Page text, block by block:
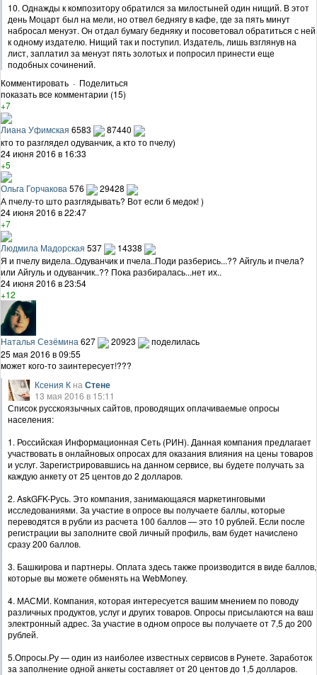
10. Однажды к композитору обратился за милостыней один нищий. В этот
день Моцарт был на мели, но отвел беднягу в кафе, где за пять минут
набросал менуэт. Он отдал бумагу бедняку и посоветовал обратиться с ней
к одному издателю. Нищий так и поступил. Издатель, лишь взглянув на
лист, заплатил за менуэт пять золотых и попросил принести еще
подобных сочинений.
Комментировать · Поделиться
показать все комментарии (15)
+7
Лиана Уфимская 6583
87440
кто то разглядел одуванчик, а кто то пчелу)
24 июня 2016 в 16:33
+5
Ольга Горчакова576
29428
А пчелу-то што разглядывать? Вот если б медок! )
24 июня 2016 в 22:47
+7
Людмила Мадорская 537
14338
Я и пчелу видела..Одуванчик и пчела..Поди разберись...?? Айгуль и пчела?
или Айгуль и одуванчик..?? Пока разбиралась...нет их..
24 июня 2016 в 23:54
+12
Наталья Сезёмина 627 20923
поделилась
25 мая 2016 в 09:55
может кого-то заинтересует!???
Ксения К на Стене
13 мая 2016 в 15:11
Список русскоязычных сайтов, проводящих оплачиваемые опросы
населения:
1. Российская Информационная Сеть (РИН). Данная компания предлагает
участвовать в онлайновых опросах для оказания влияния на цены товаров
и услуг. Зарегистрировавшись на данном сервисе, вы будете получать за
каждую анкету от 25 центов до 2 долларов.
2. AskGFK-Русь. Это компания, занимающаяся маркетинговыми
исследованиями. За участие в опросе вы получаете баллы, которые
переводятся в рубли из расчета 100 баллов — это 10 рублей. Если после
регистрации вы заполните свой личный профиль, вам будет начислено
сразу 200 баллов.
3. Башкирова и партнеры. Оплата здесь также производится в виде баллов,
которые вы можете обменять на WebMoney.
4. МАСМИ. Компания, которая интересуется вашим мнением по поводу
различных продуктов, услуг и других товаров. Опросы присылаются на ваш
электронный адрес. За участие в одном опросе вы получаете от 7,5 до 200
рублей.
5.Опросы.Ру — один из наиболее известных сервисов в Рунете. Заработок
за заполнение одной анкеты составляет от 20 центов до 1,5 долларов.